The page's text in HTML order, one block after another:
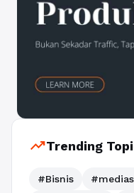
trending_upTrending
#Bisnis